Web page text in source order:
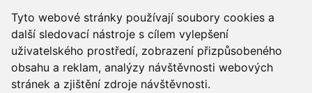
Tyto webové stránky používají soubory cookies a
další sledovací nástroje s cílem vylepšení
uživatelského prostředí, zobrazení přizpůsobeného
obsahu a reklam, analýzy návštěvnosti webových
stránek a zjištění zdroje návštěvnosti.